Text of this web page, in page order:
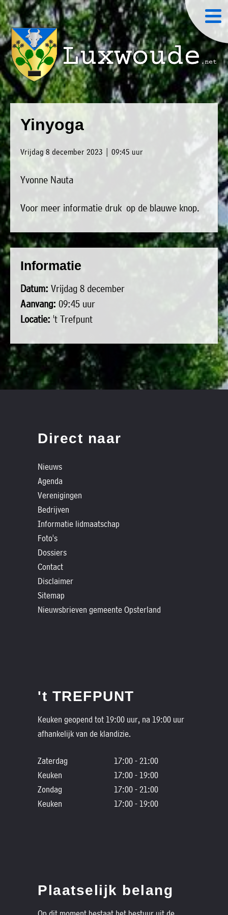
Yinyoga
Vrijdag 8 december 2023 | 09:45 uur
Yvonne Nauta
Voor meer informatie druk op de blauwe knop.
Informatie
Datum: Vrijdag 8 december
Aanvang: 09:45 uur
Locatie: 't Trefpunt
Direct naar
Nieuws
Agenda
Verenigingen
Bedrijven
Informatie lidmaatschap
Foto's
Dossiers
Contact
Disclaimer
Sitemap
Nieuwsbrieven gemeente Opsterland
't TREFPUNT
Keuken geopend tot 19:00 uur, na 19:00 uur
afhankelijk van de klandizie.
Zaterdag
17:00 - 21:00
Keuken
17:00 - 19:00
Zondag
17:00 - 21:00
Keuken
17:00 - 19:00
Plaatselijk belang
»
Home
»
Nieuws
Agenda
Verenigingen
Bedrijven
Plaatselijk
belang
Informatie
lidmaatschap
»
Foto's
verhalen
Dossiers
Contact
Nieuwsbrieven
gemeente
Luxwoude.net
website@luxwoude.net
Plaatselijk
belang
dit
moment
het
bestuur
uit
volgende
Voorzitter
vacant
Michiel
Penningmeester
vacant
Algemeen
lid
Anco
Hoen
Algemeen
Ids